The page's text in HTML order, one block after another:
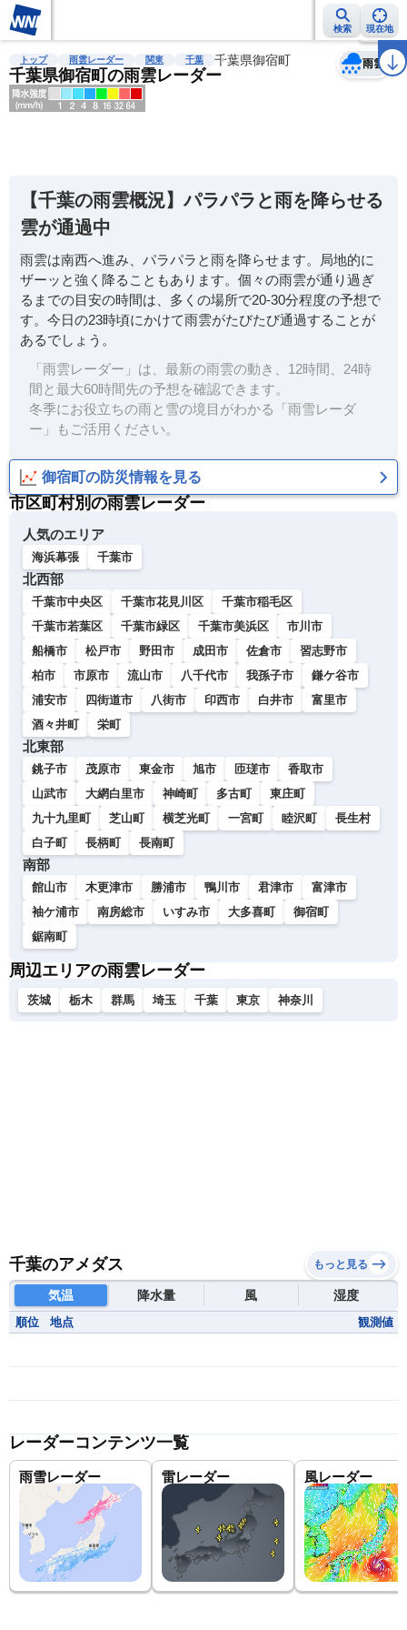
検索 現在地
雨雲レーダー 台風情報 地震情報 警報・注意報 2週間天気 ラ
トップ 雨雲レーダー 関東 千葉 千葉県御宿町
千葉県御宿町の雨雲レーダー
雨雲
天気 台風
【千葉の雨雲概況】パラパラと雨を降らせる
雲が通過中
雨雲は南西へ進み、パラパラと雨を降らせます。局地的に
ザーッと強く降ることもあります。個々の雨雲が通り過ぎ
るまでの目安の時間は、多くの場所で20-30分程度の予想で
す。今日の23時頃にかけて雨雲がたびたび通過することが
あるでしょう。
「雨雲レーダー」は、最新の雨雲の動き、12時間、24時
間と最大60時間先の予想を確認できます。
冬季にお役立ちの雨と雪の境目がわかる「雨雪レーダ
ー」もご活用ください。
御宿町の防災情報を見る
市区町村別の雨雲レーダー
人気のエリア
海浜幕張 千葉市
北西部
千葉市中央区 千葉市花見川区
千葉市稲毛区
千葉市若葉区
千葉市緑区 千葉市美浜区
市川市
船橋市
松戸市 野田市 成田市 佐倉市
習志野市
柏市
市原市 流山市 八千代市 我孫子市
鎌ケ谷市
浦安市
四街道市 八街市 印西市 白井市
富里市
酒々井町
栄町
北東部
銚子市 茂原市 東金市 旭市 匝瑳市
香取市
山武市
大網白里市 神崎町 多古町
東庄町
九十九里町
芝山町 横芝光町 一宮町 睦沢町
長生村
白子町
長柄町 長南町
南部
館山市 木更津市 勝浦市 鴨川市 君津市
富津市
袖ケ浦市
南房総市 いすみ市 大多喜町
御宿町
鋸南町
周辺エリアの雨雲レーダー
茨城 栃木 群馬 埼玉 千葉 東京 神奈川
千葉のアメダス もっと見る
気温 降水量 風 湿度
順位 地点 観測値
レーダーコンテンツ一覧
雨雪レーダー 雷レーダー 風レーダー